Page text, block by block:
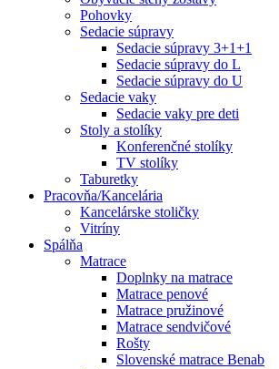
Pohovky
Sedacie súpravy
Sedacie súpravy 3+1+1
Sedacie súpravy do L
Sedacie súpravy do U
Sedacie vaky
Sedacie vaky pre deti
Stoly a stolíky
Konferenčné stolíky
TV stolíky
Taburetky
Pracovňa/Kancelária
Kancelárske stoličky
Vitríny
Spálňa
Matrace
Doplnky na matrace
Matrace penové
Matrace pružinové
Matrace sendvičové
Rošty
Slovenské matrace Benab